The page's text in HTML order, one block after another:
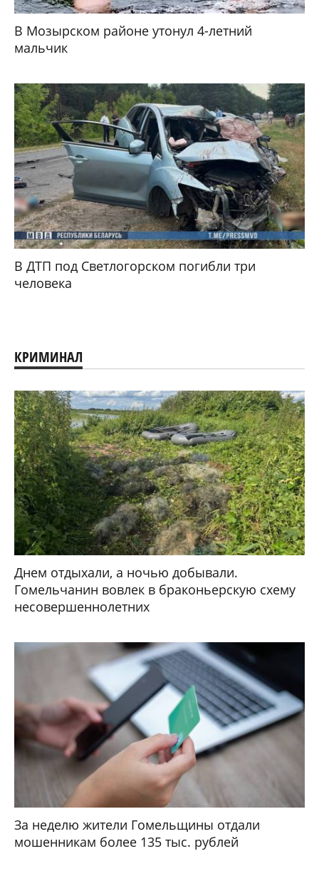
В Мозырском районе утонул 4-летний
мальчик
В ДТП под Светлогорском погибли три
человека
КРИМИНАЛ
Днем отдыхали, а ночью добывали.
Гомельчанин вовлек в браконьерскую схему
несовершеннолетних
За неделю жители Гомельщины отдали
мошенникам более 135 тыс. рублей